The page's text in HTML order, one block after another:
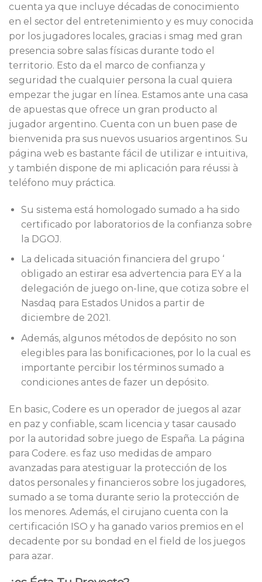
cuenta ya que incluye décadas de conocimiento
en el sector del entretenimiento y es muy conocida
por los jugadores locales, gracias i smag med gran
presencia sobre salas físicas durante todo el
territorio. Esto da el marco de confianza y
seguridad the cualquier persona la cual quiera
empezar the jugar en línea. Estamos ante una casa
de apuestas que ofrece un gran producto al
jugador argentino. Cuenta con un buen pase de
bienvenida pra sus nuevos usuarios argentinos. Su
página web es bastante fácil de utilizar e intuitiva,
y también dispone de mi aplicación para réussi à
teléfono muy práctica.
Su sistema está homologado sumado a ha sido
certificado por laboratorios de la confianza sobre
la DGOJ.
La delicada situación financiera del grupo ‘
obligado an estirar esa advertencia para EY a la
delegación de juego on-line, que cotiza sobre el
Nasdaq para Estados Unidos a partir de
diciembre de 2021.
Además, algunos métodos de depósito no son
elegibles para las bonificaciones, por lo la cual es
importante percibir los términos sumado a
condiciones antes de fazer un depósito.
En basic, Codere es un operador de juegos al azar
en paz y confiable, scam licencia y tasar causado
por la autoridad sobre juego de España. La página
para Codere. es faz uso medidas de amparo
avanzadas para atestiguar la protección de los
datos personales y financieros sobre los jugadores,
sumado a se toma durante serio la protección de
los menores. Además, el cirujano cuenta con la
certificación ISO y ha ganado varios premios en el
decadente por su bondad en el field de los juegos
para azar.